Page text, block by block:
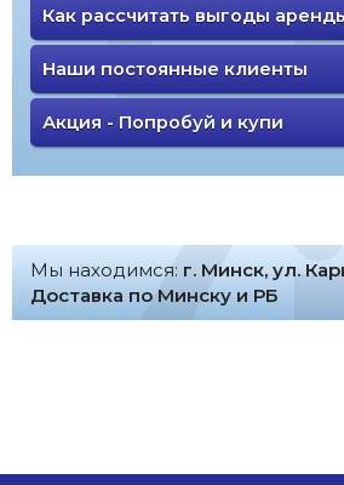
Как рассчитать выгоды
Наши постоянные клиенты
Акция - Попробуй и купи
Мы находимся: г. Минск, ул.
Доставка по Минску и РБ